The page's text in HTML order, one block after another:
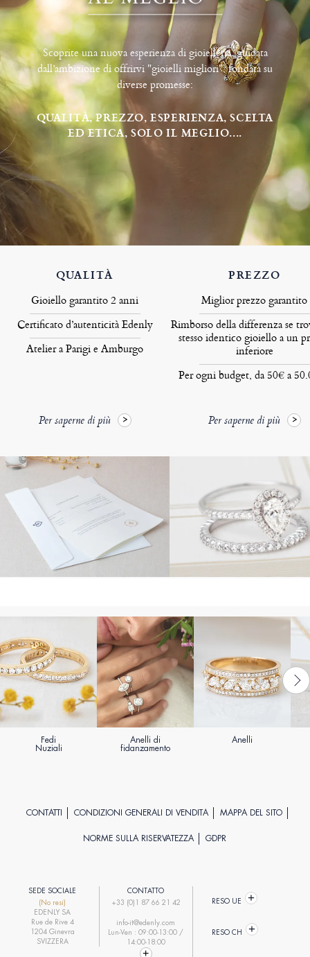
Scoprite una nuova esperienza di gioielleria, guidata
dall’ambizione di offrirvi "gioielli migliori", fondata su
diverse promesse:
QUALITÀ, PREZZO, ESPERIENZA, SCELTA
ED ETICA, SOLO IL MEGLIO....
QUALITÀ
Gioiello garantito 2 anni
Certificato d’autenticità Edenly
Atelier a Parigi e Amburgo
Per saperne di più
PREZZO
Miglior prezzo garantito
Rimborso della differenza se
stesso identico gioiello a un
inferiore
Per ogni budget, da 50€ a
Per saperne di più
Fedi
Nuziali
Anelli di
fidanzamento
Anelli
CONTATTI CONDIZIONI GENERALI DI VENDITA MAPPA DEL SITO
NORME SULLA RISERVATEZZA GDPR
SEDE SOCIALE
(No resi)
EDENLY SA
Rue de Rive 4
1204 Ginevra
SVIZZERA
CONTATTO
+33 (0)1 87 66 21 42
info-it@edenly.com
Lun-Ven : 09:00-13:00 /
14:00-18:00
RESO UE
RESO CH